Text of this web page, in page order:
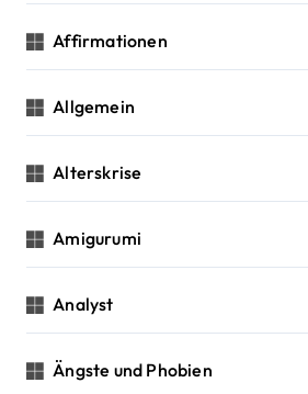
t
i
o
Affirmationen
Allgemein
Alterskrise
Amigurumi
Analyst
Ängste und Phobien